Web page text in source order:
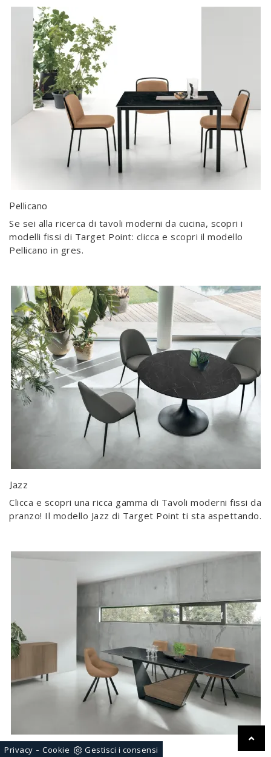
Privacy - Cookie Gestisci i consensi
Pellicano
Se sei alla ricerca di tavoli moderni da cucina, scopri i
modelli fissi di Target Point: clicca e scopri il modello
Pellicano in gres.
Jazz
Clicca e scopri una ricca gamma di Tavoli moderni fissi da
pranzo! Il modello Jazz di Target Point ti sta aspettando.
Galeone